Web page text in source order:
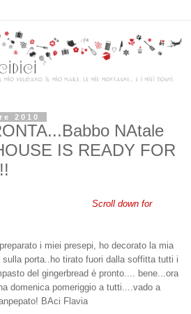
2010
NAtale
IS READY FOR
Scroll down for
i miei presepi, ho decorato la mia
porta..ho tirato fuori dalla soffitta tutti i
del gingerbread è pronto.... bene...ora
domenica pomeriggio a tutti....vado a
BAci Flavia